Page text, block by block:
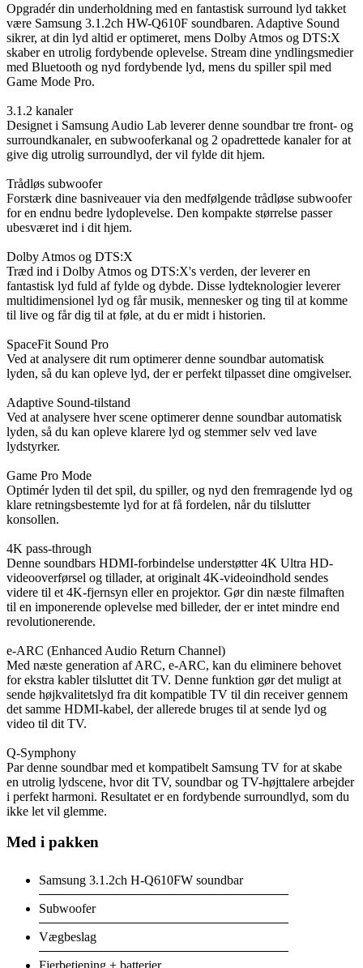
Opgradér din underholdning med en fantastisk surround lyd takket
være Samsung 3.1.2ch HW-Q610F soundbaren. Adaptive Sound
sikrer, at din lyd altid er optimeret, mens Dolby Atmos og DTS:X
skaber en utrolig fordybende oplevelse. Stream dine yndlingsmedier
med Bluetooth og nyd fordybende lyd, mens du spiller spil med
Game Mode Pro.
3.1.2 kanaler
Designet i Samsung Audio Lab leverer denne soundbar tre front- og
surroundkanaler, en subwooferkanal og 2 opadrettede kanaler for at
give dig utrolig surroundlyd, der vil fylde dit hjem.
Trådløs subwoofer
Forstærk dine basniveauer via den medfølgende trådløse subwoofer
for en endnu bedre lydoplevelse. Den kompakte størrelse passer
ubesværet ind i dit hjem.
Dolby Atmos og DTS:X
Træd ind i Dolby Atmos og DTS:X's verden, der leverer en
fantastisk lyd fuld af fylde og dybde. Disse lydteknologier leverer
multidimensionel lyd og får musik, mennesker og ting til at komme
til live og får dig til at føle, at du er midt i historien.
SpaceFit Sound Pro
Ved at analysere dit rum optimerer denne soundbar automatisk
lyden, så du kan opleve lyd, der er perfekt tilpasset dine omgivelser.
Adaptive Sound-tilstand
Ved at analysere hver scene optimerer denne soundbar automatisk
lyden, så du kan opleve klarere lyd og stemmer selv ved lave
lydstyrker.
Game Pro Mode
Optimér lyden til det spil, du spiller, og nyd den fremragende lyd og
klare retningsbestemte lyd for at få fordelen, når du tilslutter
konsollen.
4K pass-through
Denne soundbars HDMI-forbindelse understøtter 4K Ultra HD-
videooverførsel og tillader, at originalt 4K-videoindhold sendes
videre til et 4K-fjernsyn eller en projektor. Gør din næste filmaften
til en imponerende oplevelse med billeder, der er intet mindre end
revolutionerende.
e-ARC (Enhanced Audio Return Channel)
Med næste generation af ARC, e-ARC, kan du eliminere behovet
for ekstra kabler tilsluttet dit TV. Denne funktion gør det muligt at
sende højkvalitetslyd fra dit kompatible TV til din receiver gennem
det samme HDMI-kabel, der allerede bruges til at sende lyd og
video til dit TV.
Q-Symphony
Par denne soundbar med et kompatibelt Samsung TV for at skabe
en utrolig lydscene, hvor dit TV, soundbar og TV-højttalere arbejder
i perfekt harmoni. Resultatet er en fordybende surroundlyd, som du
ikke let vil glemme.
Med i pakken
Samsung 3.1.2ch H-Q610FW soundbar
Subwoofer
Vægbeslag